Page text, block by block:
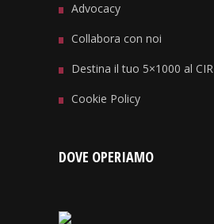
Advocacy
Collabora con noi
Destina il tuo 5×1000 al CIR
Cookie Policy
DOVE OPERIAMO